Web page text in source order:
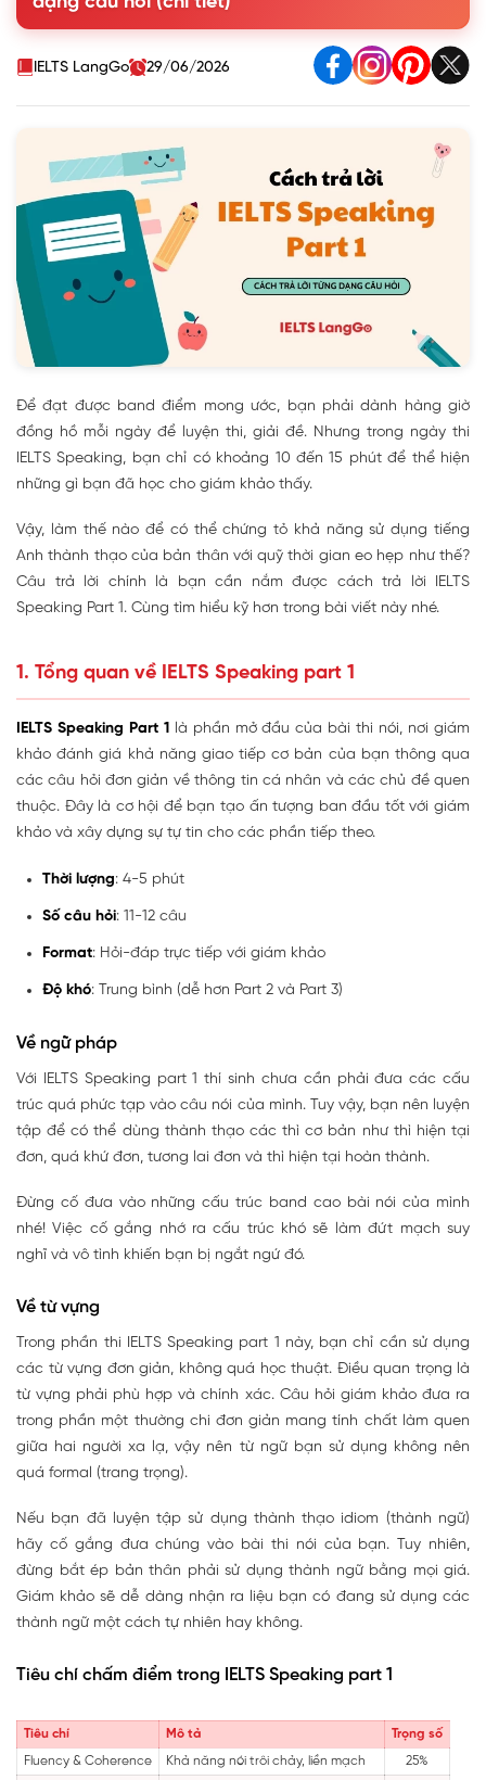
2. Các dạng câu hỏi thường gặp trong IELTS Speaking part
1
3. Hướng dẫn trả lời Speaking Part 1 theo từng dạng câu
hỏi
IELTS LangGo 29/06/2026
Để đạt được band điểm mong ước, bạn phải dành hàng giờ
đồng hồ mỗi ngày để luyện thi, giải đề. Nhưng trong ngày thi
IELTS Speaking, bạn chỉ có khoảng 10 đến 15 phút để thể hiện
những gì bạn đã học cho giám khảo thấy.
Vậy, làm thế nào để có thể chứng tỏ khả năng sử dụng tiếng
Anh thành thạo của bản thân với quỹ thời gian eo hẹp như thế?
Câu trả lời chính là bạn cần nắm được cách trả lời IELTS
Speaking Part 1. Cùng tìm hiểu kỹ hơn trong bài viết này nhé.
1. Tổng quan về IELTS Speaking part 1
IELTS Speaking Part 1
là phần mở đầu của bài thi nói, nơi giám
khảo đánh giá khả năng giao tiếp cơ bản của bạn thông qua
các câu hỏi đơn giản về thông tin cá nhân và các chủ đề quen
thuộc. Đây là cơ hội để bạn tạo ấn tượng ban đầu tốt với giám
khảo và xây dựng sự tự tin cho các phần tiếp theo.
Thời lượng: 4-5 phút
Số câu hỏi: 11-12 câu
Format: Hỏi-đáp trực tiếp với giám khảo
Độ khó: Trung bình (dễ hơn Part 2 và Part 3)
Về ngữ pháp
Với IELTS Speaking part 1 thí sinh chưa cần phải đưa các cấu
trúc quá phức tạp vào câu nói của mình. Tuy vậy, bạn nên luyện
tập để có thể dùng thành thạo các thì cơ bản như thì hiện tại
đơn, quá khứ đơn, tương lai đơn và thì hiện tại hoàn thành.
Đừng cố đưa vào những cấu trúc band cao bài nói của mình
nhé! Việc cố gắng nhớ ra cấu trúc khó sẽ làm đứt mạch suy
nghĩ và vô tình khiến bạn bị ngắt ngứ đó.
Về từ vựng
Trong phần thi IELTS Speaking part 1 này, bạn chỉ cần sử dụng
các từ vựng đơn giản, không quá học thuật. Điều quan trọng là
từ vựng phải phù hợp và chính xác. Câu hỏi giám khảo đưa ra
trong phần một thường chi đơn giản mang tính chất làm quen
giữa hai người xa lạ, vậy nên từ ngữ bạn sử dụng không nên
quá formal (trang trọng).
Nếu bạn đã luyện tập sử dụng thành thạo idiom (thành ngữ)
hãy cố gắng đưa chúng vào bài thi nói của bạn. Tuy nhiên,
đừng bắt ép bản thân phải sử dụng thành ngữ bằng mọi giá.
Giám khảo sẽ dễ dàng nhận ra liệu bạn có đang sử dụng các
thành ngữ một cách tự nhiên hay không.
Tiêu chí chấm điểm trong IELTS Speaking part 1
Tiêu chí Mô tả
Trọng số
Fluency & Coherence
Khả năng nói trôi chảy, liền mạch
25%